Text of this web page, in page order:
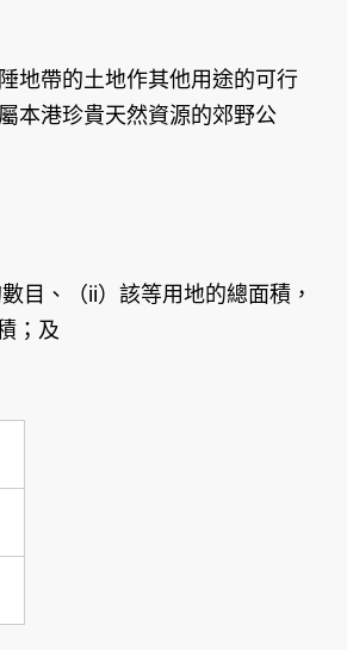
地帶的土地作其他用途的可行
本港珍貴天然資源的郊野公
目、（ii）該等用地的總面積，
；及